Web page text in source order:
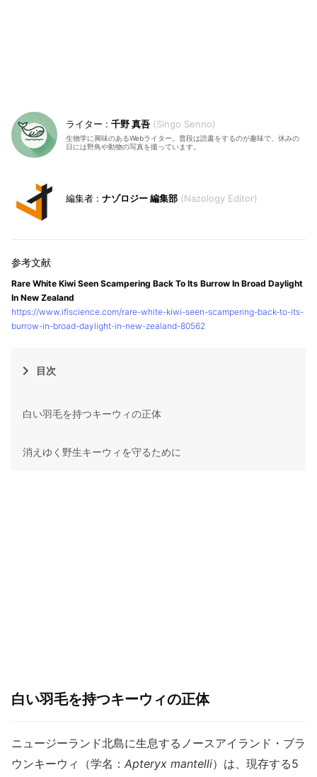
千野 真吾 Singo Senno
生物学に興味のあるWebライター。普段は読書をするのが趣味で、休みの
日には野鳥や動物の写真を撮っています。
ナゾロジー 編集部 Nazology Editor
Rare White Kiwi Seen Scampering Back To Its Burrow In Broad Daylight
In New Zealand
https://www.iflscience.com/rare-white-kiwi-seen-scampering-back-to-its-
burrow-in-broad-daylight-in-new-zealand-80562
目次
白い羽毛を持つキーウィの正体
消えゆく野生キーウィを守るために
白い羽毛を持つキーウィの正体
ニュージーランド北島に生息するノースアイランド・ブラ
ウンキーウィ（学名： Apteryx mantelli）は、現存する5